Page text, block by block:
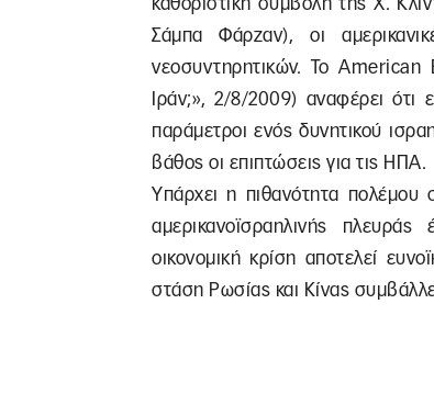
καθοριστική συμβολή της Χ.
Σάμπα Φάρζαν), οι
νεοσυντηρητικών. Το American
Ιράν;», 2/8/2009) αναφέρει ότι
παράμετροι ενός δυνητικού
βάθος οι επιπτώσεις για τις ΗΠΑ.
Υπάρχει η πιθανότητα πολέμου
αμερικανοϊσραηλινής
οικονομική κρίση αποτελεί
στάση Ρωσίας και Κίνας